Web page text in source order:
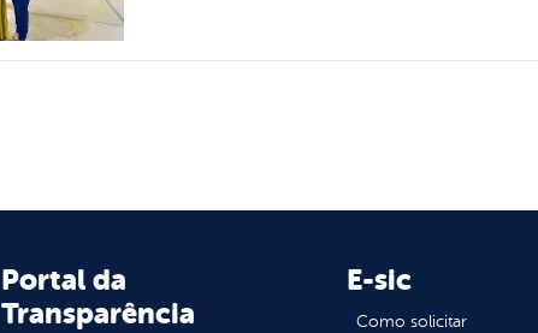
Portal da
Transparência
E-sic
Como solicitar